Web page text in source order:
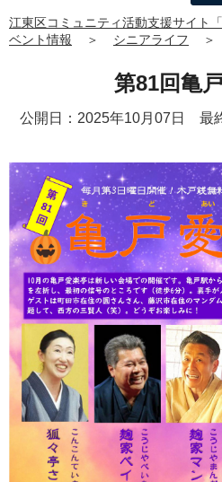
江東区コミュニティ活動支援サイト
ベント情報
＞ シニアライフ ＞
第81回亀
公開日：2025年10月07日 最